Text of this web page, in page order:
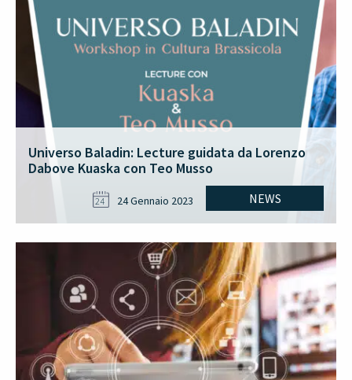
Universo Baladin: Lecture guidata da Lorenzo
Dabove Kuaska con Teo Musso
NEWS
24 24 Gennaio 2023